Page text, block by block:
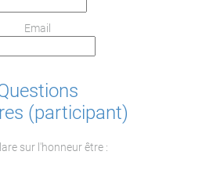
Email
(participant)
sur l'honneur être :